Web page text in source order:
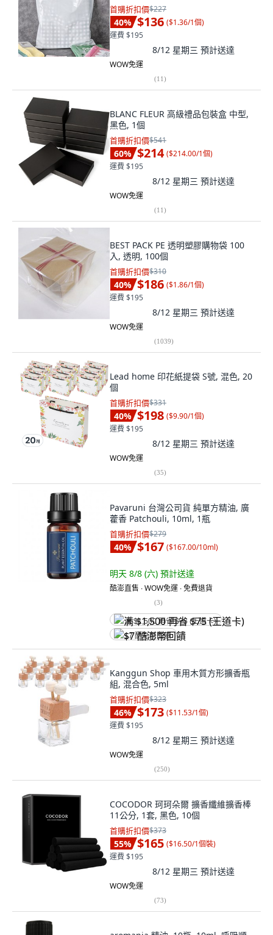
首購折扣價$227
40% $136 ($1.36/1個)
運費 $195
8/12 星期三 預計送達
WOW免運
(11)
BLANC FLEUR 高級禮品包裝盒 中型,
黑色, 1個
首購折扣價$541
60% $214 ($214.00/1個)
運費 $195
8/12 星期三 預計送達
WOW免運
(11)
BEST PACK PE 透明塑膠購物袋 100
入, 透明, 100個
首購折扣價$310
40% $186 ($1.86/1個)
運費 $195
8/12 星期三 預計送達
WOW免運
(1039)
Lead home 印花紙提袋 S號, 混色, 20
個
首購折扣價$331
40% $198 ($9.90/1個)
運費 $195
8/12 星期三 預計送達
WOW免運
(35)
Pavaruni 台灣公司貨 純單方精油, 廣
藿香 Patchouli, 10ml, 1瓶
首購折扣價$279
40% $167 ($167.00/10ml)
明天 8/8 (六) 預計送達
酷澎直售 ∙ WOW免運 ∙ 免費退貨
(3)
满 $1,500 再省 $75 (王道卡)
$7 酷澎幣回饋
Kanggun Shop 車用木質方形擴香瓶
組, 混合色, 5ml
首購折扣價$323
46% $173 ($11.53/1個)
運費 $195
8/12 星期三 預計送達
WOW免運
(250)
COCODOR 珂珂朵爾 擴香纖維擴香棒
11公分, 1套, 黑色, 10個
首購折扣價$373
55% $165 ($16.50/1個裝)
運費 $195
8/12 星期三 預計送達
WOW免運
(73)